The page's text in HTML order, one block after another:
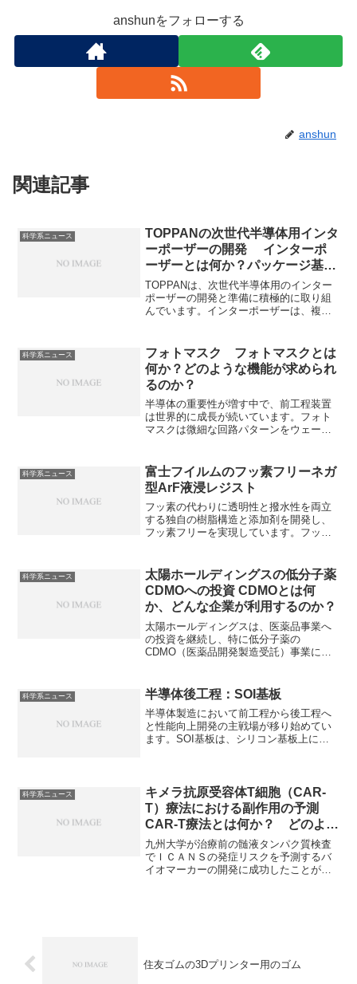
anshunをフォローする
anshun
関連記事
科学系ニュース
TOPPANの次世代半導体用インタ
ーポーザーの開発 インターポ
ーザーとは何か？パッケージ基板
との違いは何か？
TOPPANは、次世代半導体用のインター
ポーザーの開発と準備に積極的に取り組
んでいます。インターポーザーは、複数
能向上を実現するものです。インターポ
ーザとは何か、パッケージ基板との違い
は何かなどを知ることができます。
科学系ニュース
フォトマスク フォトマスクとは
何か？どのような機能が求められ
るのか？
半導体の重要性が増す中で、前工程装置
は世界的に成長が続いています。フォト
マスクは微細な回路パターンをウェーハ
の進む半導体で重要になっている材料で
す。フォトマスクの構成や重要度、有名
なメーカーはどこかなどを知ることがで
きます。
科学系ニュース
富士フイルムのフッ素フリーネガ
型ArF液浸レジスト
フッ素の代わりに透明性と撥水性を両立
する独自の樹脂構造と添加剤を開発し、
フッ素フリーを実現しています。フッ素
科学系ニュース
太陽ホールディングスの低分子薬
CDMOへの投資 CDMOとは何
か、どんな企業が利用するのか？
太陽ホールディングスは、医薬品事業へ
の投資を継続し、特に低分子薬の
CDMO（医薬品開発製造受託）事業に向
造業務を製薬企業から受託する専門企業
のことです。CDMOの利点や低分子薬と
は何かを知ることができます。
科学系ニュース 半導体後工程：SOI基板
半導体製造において前工程から後工程へ
と性能向上開発の主戦場が移り始めてい
ます。SOI基板は、シリコン基板上に絶
す。絶縁層で寄生容量が減少する理由を
知ることができます。
科学系ニュース
キメラ抗原受容体T細胞（CAR-
T）療法における副作用の予測
CAR-T療法とは何か？ どのよう
にして予測を行うのか？
九州大学が治療前の髄液タンパク質検査
でＩＣＡＮＳの発症リスクを予測するバ
イオマーカーの開発に成功したことがニ
っています。
住友ゴムの3Dプリンター用のゴム